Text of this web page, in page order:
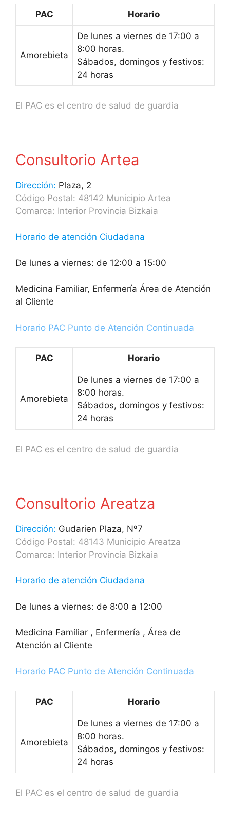
PAC Horario
Amorebieta
De lunes a viernes de 17:00 a
8:00 horas.
Sábados, domingos y festivos:
24 horas
El PAC es el centro de salud de guardia
Consultorio Artea
Dirección: Plaza, 2
Código Postal: 48142 Municipio Artea
Comarca: Interior Provincia Bizkaia
Horario de atención Ciudadana
De lunes a viernes: de 12:00 a 15:00
Medicina Familiar, Enfermería Área de Atención
al Cliente
Horario PAC Punto de Atención Continuada
PAC Horario
Amorebieta
De lunes a viernes de 17:00 a
8:00 horas.
Sábados, domingos y festivos:
24 horas
El PAC es el centro de salud de guardia
Consultorio Areatza
Dirección: Gudarien Plaza, Nº7
Código Postal: 48143 Municipio Areatza
Comarca: Interior Provincia Bizkaia
Horario de atención Ciudadana
De lunes a viernes: de 8:00 a 12:00
Medicina Familiar , Enfermería , Área de
Atención al Cliente
Horario PAC Punto de Atención Continuada
PAC Horario
Amorebieta
De lunes a viernes de 17:00 a
8:00 horas.
Sábados, domingos y festivos:
24 horas
El PAC es el centro de salud de guardia